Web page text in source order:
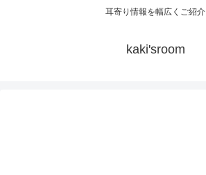
耳寄り情報を幅広くご紹介
kaki'sroom